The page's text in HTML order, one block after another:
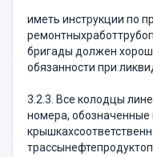
иметь инструкции по
бригады должен
обязанности при
3.2.3. Все колодцы
номера, обозначенные